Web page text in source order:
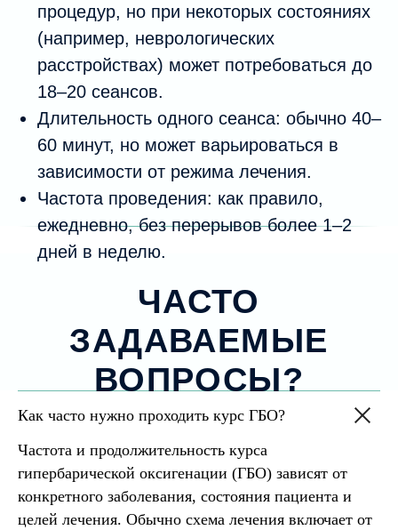
Как часто нужно проходить курс ГБО?
Частота и продолжительность курса
гипербарической оксигенации (ГБО) зависят от
конкретного заболевания, состояния пациента и
целей лечения. Обычно схема лечения включает от
носит лишь информационный характер и ни
офертой, определяемой положениями Статьи
437 (2) Гражданского кодекса Российской
Федерации
Политика конфеденциальности
Согласие на обработку персональных данных
Политика обработки персональных данных
слабовидящих
660077, г. Красноярск,
График работы
пн.-пт. 08:00–21:00,
сб. 10:00–18:00,
вс. – ВЫХОДНОЙ
660077, г. Красноярск,
График работы
с6. 08:00-18:00,
вс. — ВЫХОДНОЙ
ООО «Венгер»
24/00323533 от 31.05.2019
ООО "Тебе"
24/03918198 от 05.12.2025